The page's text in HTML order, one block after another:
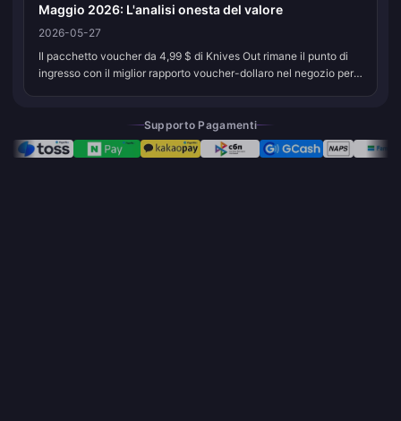
Maggio 2026: L'analisi onesta del valore
2026-05-27
Il pacchetto voucher da 4,99 $ di Knives Out rimane il punto di
ingresso con il miglior rapporto voucher-dollaro nel negozio per
Supporto Pagamenti